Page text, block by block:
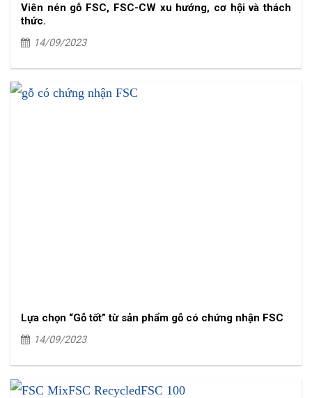
Viên nén gỗ FSC, FSC-CW xu hướng, cơ hội và thách
thức.
14/09/2023
Lựa chọn “Gỗ tốt” từ sản phẩm gỗ có chứng nhận FSC
14/09/2023